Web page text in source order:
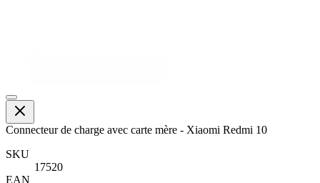
Connecteur de charge avec carte mère - Xiaomi Redmi 10
SKU
17520
EAN